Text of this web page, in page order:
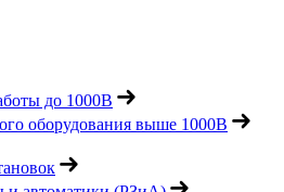
до 1000В
оборудования выше 1000В